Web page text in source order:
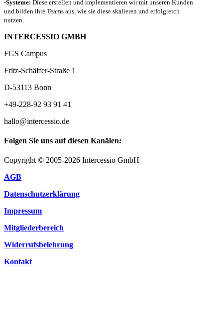
-Systeme: Diese erstellen und implementieren wir mit unseren Kunden
und bilden ihre Teams aus, wie sie diese skalieren und erfolgreich
nutzen.
INTERCESSIO GMBH
FGS Campus
Fritz-Schäffer-Straße 1
D-53113 Bonn
+49-228-92 93 91 41
hallo@intercessio.de
Folgen Sie uns auf diesen Kanälen:
Copyright © 2005-2026 Intercessio GmbH
AGB
Datenschutzerklärung
Impressum
Mitgliederbereich
Widerrufsbelehrung
Kontakt